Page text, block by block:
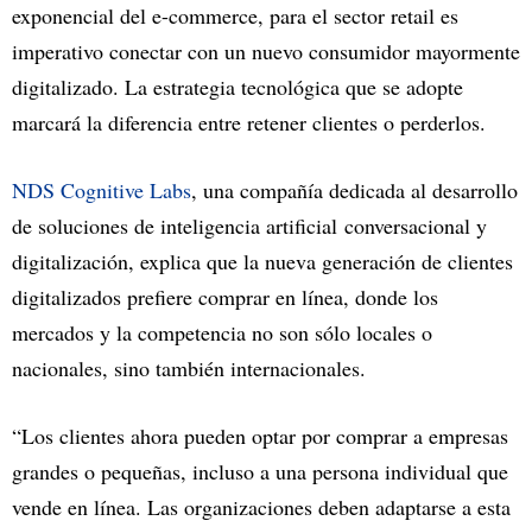
exponencial del e-commerce, para el sector retail es
imperativo conectar con un nuevo consumidor mayormente
digitalizado. La estrategia tecnológica que se adopte
marcará la diferencia entre retener clientes o perderlos.
NDS Cognitive Labs, una compañía dedicada al desarrollo
de soluciones de inteligencia artificial conversacional y
digitalización, explica que la nueva generación de clientes
digitalizados prefiere comprar en línea, donde los
mercados y la competencia no son sólo locales o
nacionales, sino también internacionales.
“Los clientes ahora pueden optar por comprar a empresas
grandes o pequeñas, incluso a una persona individual que
vende en línea. Las organizaciones deben adaptarse a esta